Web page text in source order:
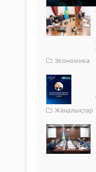
Экономика
Жаңалықтар